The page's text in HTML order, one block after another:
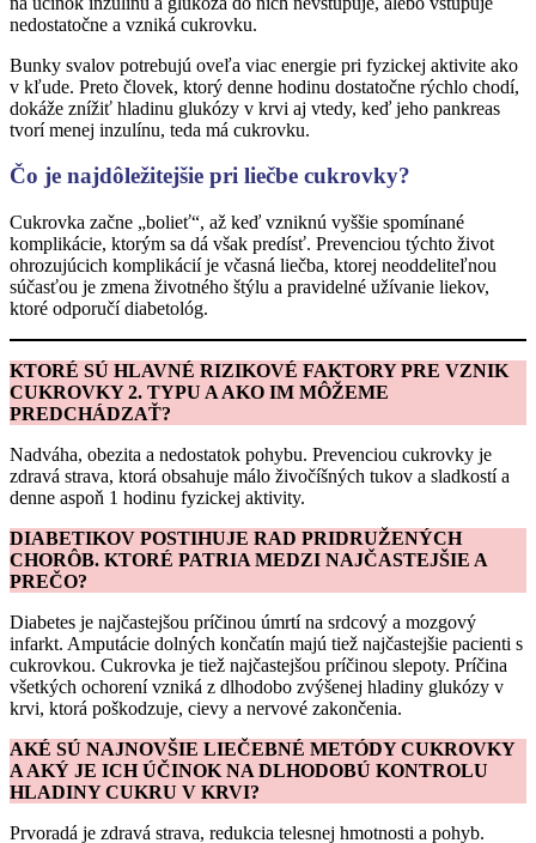
nedostatočne a vzniká cukrovku.
Bunky svalov potrebujú oveľa viac energie pri fyzickej aktivite ako
v kľude. Preto človek, ktorý denne hodinu dostatočne rýchlo chodí,
dokáže znížiť hladinu glukózy v krvi aj vtedy, keď jeho pankreas
tvorí menej inzulínu, teda má cukrovku.
Čo je najdôležitejšie pri liečbe cukrovky?
Cukrovka začne „bolieť“, až keď vzniknú vyššie spomínané
komplikácie, ktorým sa dá však predísť. Prevenciou týchto život
ohrozujúcich komplikácií je včasná liečba, ktorej neoddeliteľnou
súčasťou je zmena životného štýlu a pravidelné užívanie liekov,
ktoré odporučí diabetológ.
KTORÉ SÚ HLAVNÉ RIZIKOVÉ FAKTORY PRE VZNIK
CUKROVKY 2. TYPU A AKO IM MÔŽEME
PREDCHÁDZAŤ?
Nadváha, obezita a nedostatok pohybu. Prevenciou cukrovky je
zdravá strava, ktorá obsahuje málo živočíšných tukov a sladkostí a
denne aspoň 1 hodinu fyzickej aktivity.
DIABETIKOV POSTIHUJE RAD PRIDRUŽENÝCH
CHORÔB. KTORÉ PATRIA MEDZI NAJČASTEJŠIE A
PREČO?
Diabetes je najčastejšou príčinou úmrtí na srdcový a mozgový
infarkt. Amputácie dolných končatín majú tiež najčastejšie pacienti s
cukrovkou. Cukrovka je tiež najčastejšou príčinou slepoty. Príčina
všetkých ochorení vzniká z dlhodobo zvýšenej hladiny glukózy v
krvi, ktorá poškodzuje, cievy a nervové zakončenia.
AKÉ SÚ NAJNOVŠIE LIEČEBNÉ METÓDY CUKROVKY
A AKÝ JE ICH ÚČINOK NA DLHODOBÚ KONTROLU
HLADINY CUKRU V KRVI?
Prvoradá je zdravá strava, redukcia telesnej hmotnosti a pohyb.